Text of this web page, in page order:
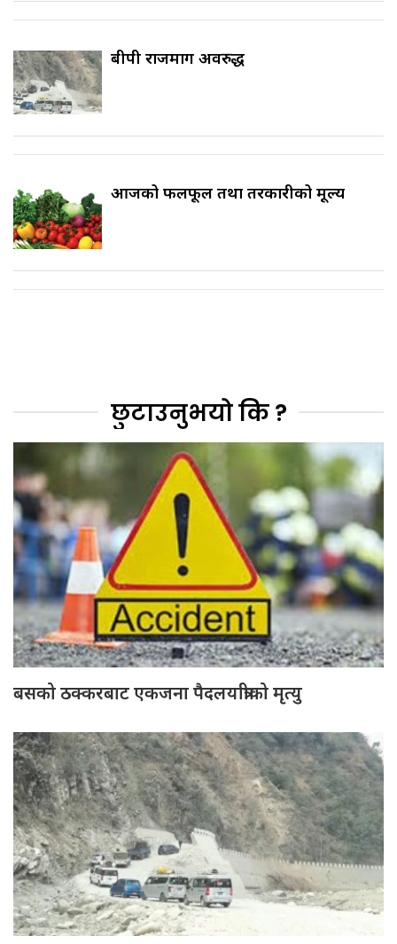
बीपी राजमार्ग अवरुद्ध
आजको फलफूल तथा तरकारीको मूल्य
छुटाउनुभयो कि ?
बसको ठक्करबाट एकजना पैदलयात्रीको मृत्यु